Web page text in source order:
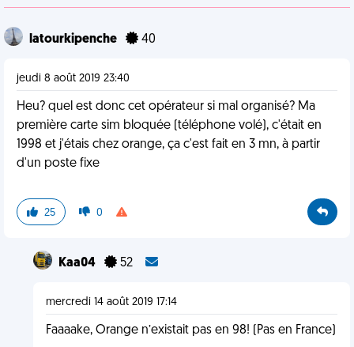
latourkipenche 40
jeudi 8 août 2019 23:40
Heu? quel est donc cet opérateur si mal organisé? Ma
première carte sim bloquée (téléphone volé), c'était en
1998 et j'étais chez orange, ça c'est fait en 3 mn, à partir
d'un poste fixe
25 0
Kaa04 52
mercredi 14 août 2019 17:14
Faaaake, Orange n’existait pas en 98! (Pas en France)